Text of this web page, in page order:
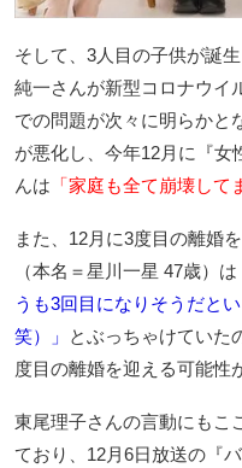
そして、3人目の子供が誕
純一さんが新型コロナウイ
での問題が次々に明らかと
が悪化し、今年12月に『女
んは 「家庭も全て崩壊して
また、12月に3度目の離婚
（本名＝星川一星 47歳）
うも3回目になりそうだと
笑）」
とぶっちゃけていた
度目の離婚を迎える可能性
東尾理子さんの言動にもこ
ており、12月6日放送の『